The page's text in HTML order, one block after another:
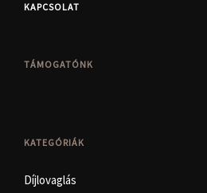
KAPCSOLAT
TÁMOGATÓNK
KATEGÓRIÁK
Díjlovaglás